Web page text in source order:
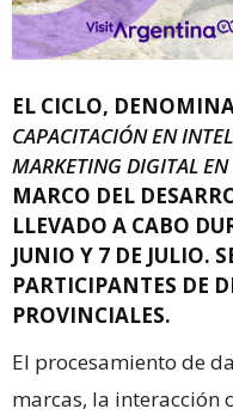
EL CICLO,
CAPACITACIÓN EN
MARKETING DIGITAL
MARCO DEL
LLEVADO A CABO
JUNIO Y 7 DE JULIO.
PARTICIPANTES DE
PROVINCIALES.
El procesamiento de
marcas, la interacción